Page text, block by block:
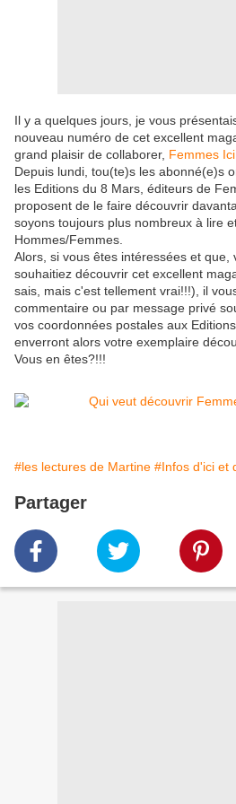
Il y a quelques jours, je vous
nouveau numéro de cet excellent
grand plaisir de collaborer, Femmes
Depuis lundi, tou(te)s les abonné(e)s
les Editions du 8 Mars, éditeurs de
proposent de le faire découvrir
soyons toujours plus nombreux à lire
Hommes/Femmes.
Alors, si vous êtes intéressées et que,
souhaitiez découvrir cet excellent
sais, mais c'est tellement vrai!!!), il
commentaire ou par message privé
vos coordonnées postales aux
enverront alors votre exemplaire
Vous en êtes?!!!
#les lectures de Martine #Infos d'ici et
Partager